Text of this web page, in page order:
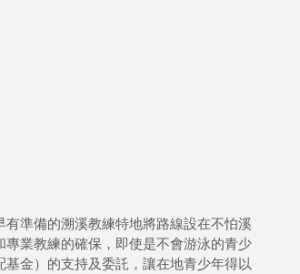
準備的溯溪教練特地將路線設在不怕溪
業教練的確保，即使是不會游泳的青少
金）的支持及委託，讓在地青少年得以